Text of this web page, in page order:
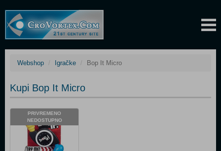
Webshop Igračke Bop It Micro
Kupi Bop It Micro
PRIVREMENO
NEDOSTUPNO